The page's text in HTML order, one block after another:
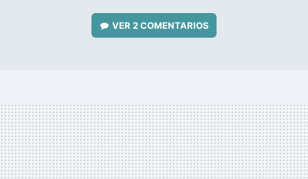
VER2 COMENTARIOS